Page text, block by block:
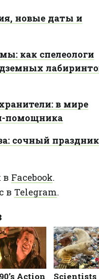
новые даты и
как спелеологи
в мире
помощника
сочный
в Facebook.
в Telegram.